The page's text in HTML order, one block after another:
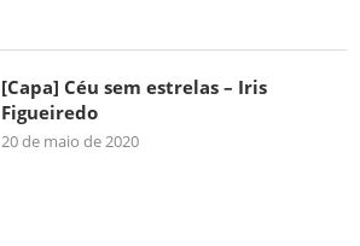
[Capa] Céu sem estrelas – Iris
Figueiredo
20 de maio de 2020